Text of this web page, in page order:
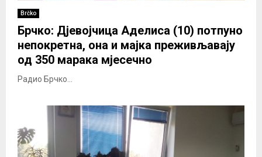
Brčko
Брчко: Дјевојчица Аделиса (10) потпуно
непокретна, она и мајка преживљавају
од 350 марака мјесечно
Радио Брчко...